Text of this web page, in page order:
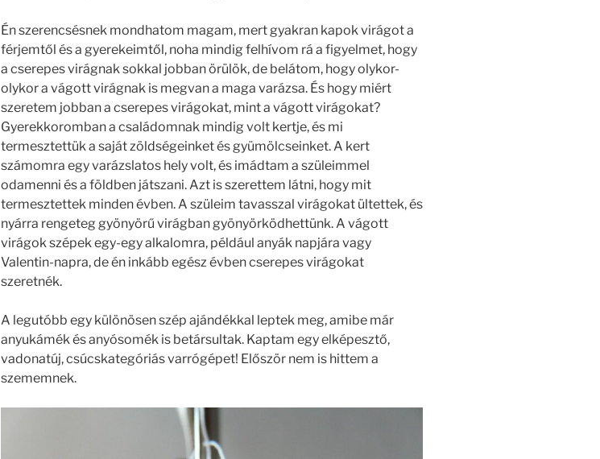
Én szerencsésnek mondhatom magam, mert gyakran kapok virágot a
férjemtől és a gyerekeimtől, noha mindig felhívom rá a figyelmet, hogy
a cserepes virágnak sokkal jobban örülök, de belátom, hogy olykor-
olykor a vágott virágnak is megvan a maga varázsa. És hogy miért
szeretem jobban a cserepes virágokat, mint a vágott virágokat?
Gyerekkoromban a családomnak mindig volt kertje, és mi
termesztettük a saját zöldségeinket és gyümölcseinket. A kert
számomra egy varázslatos hely volt, és imádtam a szüleimmel
odamenni és a földben játszani. Azt is szerettem látni, hogy mit
termesztettek minden évben. A szüleim tavasszal virágokat ültettek, és
nyárra rengeteg gyönyörű virágban gyönyörködhettünk. A vágott
virágok szépek egy-egy alkalomra, például anyák napjára vagy
Valentin-napra, de én inkább egész évben cserepes virágokat
szeretnék.
A legutóbb egy különösen szép ajándékkal leptek meg, amibe már
anyukámék és anyósomék is betársultak. Kaptam egy elképesztő,
vadonatúj, csúcskategóriás varrógépet! Először nem is hittem a
szememnek.